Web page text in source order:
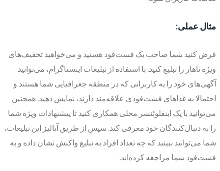
مثال عملی:
فرض کنید شما صاحب یک فست‌فود هستید و می‌خواهید تخفیف‌های
ویژه ناهار را تبلیغ کنید. با استفاده از تبلیغات اینستاگرام، می‌توانید
آگهی‌های خود را به کاربرانی که در منطقه جغرافیایی شما هستند و
احتمالا به غذاهای فست‌فودی علاقه‌مند دارند، نمایش دهید. همچنین
می‌توانید با یک اینفلوئنسر محلی همکاری کنید تا پیشنهادات ویژه شما
را به دنبال‌کنندگان خود معرفی کند. سپس از طریق آنالیز این تبلیغات،
شما می‌توانید ببینید که چه تعداد افراد به تبلیغ واکنش نشان داده و به
فست‌فود شما مراجعه کرده‌اند.